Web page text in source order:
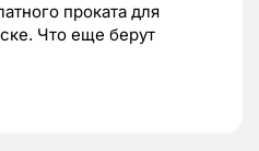
проката для
Что еще берут